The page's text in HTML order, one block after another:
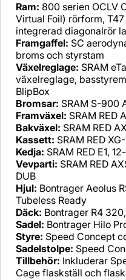
Ram: 800 serien OCLV
Virtual Foil) rörform,
integrerad diagonalrör
Framgaffel: SC
broms och styrstam
Växelreglage: SRAM
växelreglage,
BlipBox
Bromsar: SRAM S-900
Framväxel: SRAM RED
Bakväxel: SRAM RED
Kassett: SRAM RED
Kedja: SRAM RED E1,
Vevparti: SRAM RED
DUB
Hjul: Bontrager Aeolus
Tubeless Ready
Däck: Bontrager R4
Sadel: Bontrager Hilo
Styre: Speed Concept
Sadelstolpe: Speed
Tillbehör: Inkluderar
Cage flaskställ och